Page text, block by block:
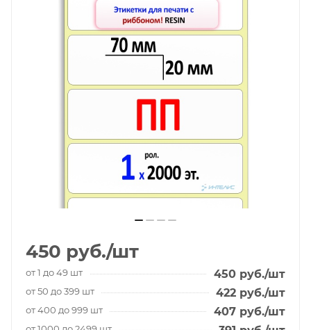
450 руб./шт
от 1 до 49 шт 450 руб./шт
от 50 до 399 шт 422 руб./шт
от 400 до 999 шт 407 руб./шт